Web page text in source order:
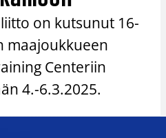
on kutsunut 16-
maajoukkueen
Centeriin
4.-6.3.2025.